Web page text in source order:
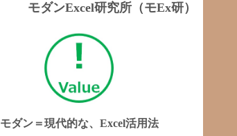
モダンExcel研究所（モEx研）
モダン＝現代的な、Excel活用法